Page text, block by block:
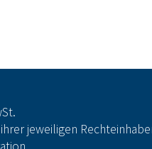
jeweiligen